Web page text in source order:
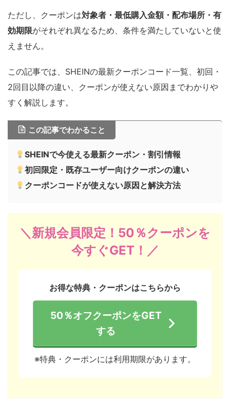
ただし、クーポンは対象者・最低購入金額・配布場所・有
効期限がそれぞれ異なるため、条件を満たしていないと使
えません。
この記事では、SHEINの最新クーポンコード一覧、初回・
2回目以降の違い、クーポンが使えない原因までわかりや
すく解説します。
この記事でわかること
SHEINで今使える最新クーポン・割引情報
初回限定・既存ユーザー向けクーポンの違い
クーポンコードが使えない原因と解決方法
＼新規会員限定！50％クーポンを
今すぐGET！／
お得な特典・クーポンはこちらから
50％オフクーポンをGET
する
※特典・クーポンには利用期限があります。